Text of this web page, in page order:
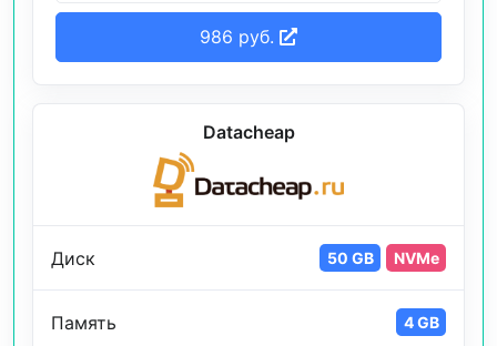
986 руб.
Datacheap
Диск 50 GB NVMe
Память 4 GB